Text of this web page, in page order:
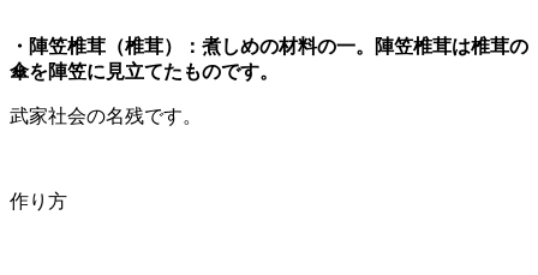
・陣笠椎茸（椎茸）：煮しめの材料の一。陣笠椎茸は椎茸の
傘を陣笠に見立てたものです。
武家社会の名残です。
作り方